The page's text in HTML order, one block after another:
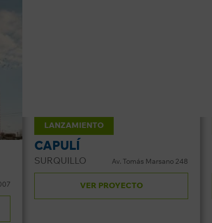
1335
LANZAMIENTO
CAPULÍ
SURQUILLO Av. Tomás Marsano 248
VER PROYECTO